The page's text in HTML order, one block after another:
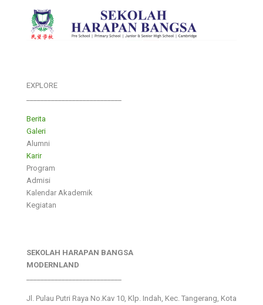
EXPLORE
Berita
Galeri
Alumni
Karir
Program
Admisi
Kalendar Akademik
Kegiatan
SEKOLAH HARAPAN BANGSA
MODERNLAND
Jl. Pulau Putri Raya No.Kav 10, Klp. Indah, Kec. Tangerang, Kota